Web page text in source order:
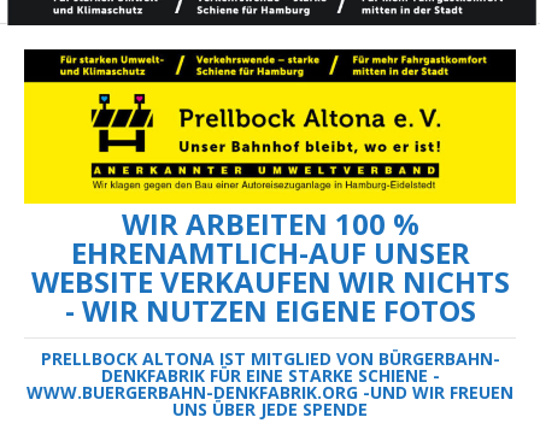
WIR ARBEITEN 100 %
EHRENAMTLICH-AUF UNSER
WEBSITE VERKAUFEN WIR NICHTS
- WIR NUTZEN EIGENE FOTOS
PRELLBOCK ALTONA IST MITGLIED VON BÜRGERBAHN-
DENKFABRIK FÜR EINE STARKE SCHIENE -
WWW.BUERGERBAHN-DENKFABRIK.ORG -UND WIR FREUEN
UNS ÜBER JEDE SPENDE